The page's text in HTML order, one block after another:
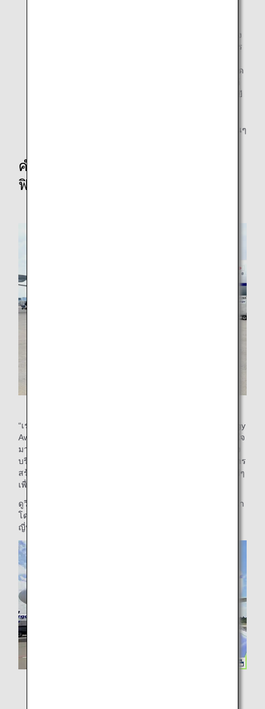
สนับสนุนการพัฒนากิจกรรมด้านโลจิสติกส์อย่างเข้มแข็ง
โดยการมีส่วนร่วมในการพัฒนาเทคโนโลยีขั้นสูงเพื่อการ
ประสิทธิภาพ หรือมีการพัฒนาให้เป็นดิจิทัล รวมถึงการลด
รางวัลสำหรับการใช้ประโยชน์จากการพัฒนาเทคโนโลยี
อำนวยความสะดวกด้านการขนส่ง ตลอดจนมาตรการอื่นๆ
คำกล่าวจากหัวหน้าโครงการติดตั้ง
ฟิล์ม Riblet
“เรารู้สึกเป็นเกียรติอย่างยิ่งที่ได้รับรางวัล Advanced Technology
Award ในงาน Logistics Environment Award ครั้งที่ 26 ผมภูมิใจ
มากที่เทคโนโลยีฟิล์ม Riblet และการดำเนินการที่เกี่ยวข้องของ
บริษัทได้รับการยกย่องเป็นอย่างยิ่งจากอุตสาหกรรม ซึ่งยังเป็นการ
สร้างแรงจูงใจอย่างมากให้กับผมในการดำเนินการที่ท้าทายใหม่ๆ
เพื่อช่วยลดผลกระทบต่อสิ่งแวดล้อมในอนาคต”
ดูวิดีโอสั้นๆ เกี่ยวกับกิจกรรมของโครงการติดตั้งฟิล์ม Riblet ที่นำ
โดย Mr. Matsui ซึ่งทำหน้าที่เป็นทั้งหัวหน้าและวิศวกร: (ภาษา
ญี่ปุ่นเท่านั้น)